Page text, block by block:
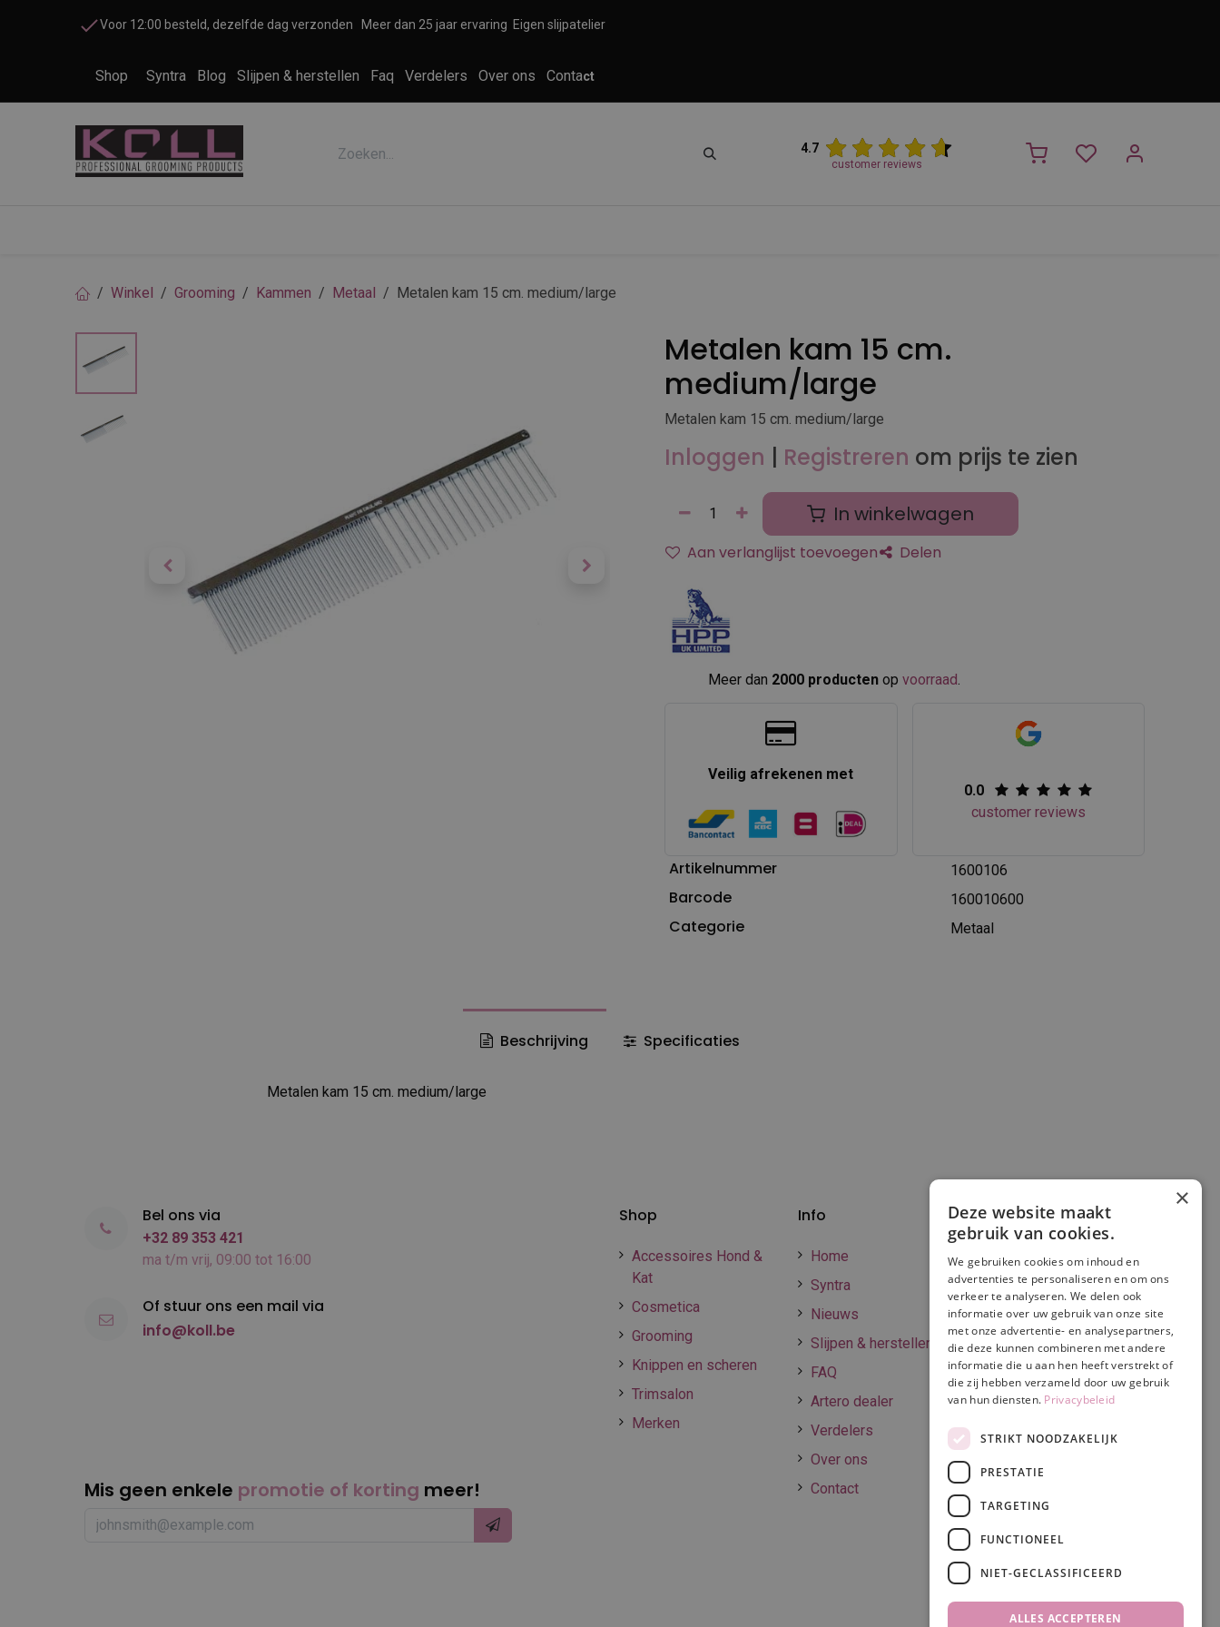
Voor 12:00 besteld, dezelfde dag verzonden Meer dan 25 jaar ervaring Eigen slijpatelier
Shop Syntra Blog Slijpen & herstellen Faq Verdelers Over ons Contact
4.7
customer reviews
Winkel Grooming Kammen Metaal Metalen kam 15 cm. medium/large
Metalen kam 15 cm.
medium/large
Metalen kam 15 cm. medium/large
Inloggen | Registreren om prijs te zien
In winkelwagen
Aan verlanglijst toevoegen Delen
Meer dan 2000 producten op voorraad
Veilig afrekenen met
0.0
customer reviews
Artikelnummer 1600106
Barcode 160010600
Categorie Metaal
Beschrijving Specificaties
Metalen kam 15 cm. medium/large
Info
Home
Syntra
Nieuws
Slijpen & herstellen
FAQ
Artero dealer
Verdelers
Over ons
Contact
Shop
Accessoires Hond &
Kat
Cosmetica
Grooming
Knippen en scheren
Trimsalon
Merken
Verzenden en
betalen
Online betalen
Retourneren
Algemene
voorwaarden
Privacy & Cookie
policy
Disclaimer
Mis geen enkele promotie of korting meer!
Bel ons via
+32 89 353 421
ma t/m vrij, 09:00 tot 16:00
Of stuur ons een mail via
info@koll.be
×
Deze website maakt
gebruik van cookies.
We gebruiken cookies om inhoud en
advertenties te personaliseren en om ons
verkeer te analyseren. We delen ook
informatie over uw gebruik van onze site
met onze advertentie- en analysepartners,
die deze kunnen combineren met andere
informatie die u aan hen heeft verstrekt of
die zij hebben verzameld door uw gebruik
van hun diensten. Privacybeleid
STRIKT NOODZAKELIJK
PRESTATIE
TARGETING
FUNCTIONEEL
NIET-GECLASSIFICEERD
ALLES ACCEPTEREN